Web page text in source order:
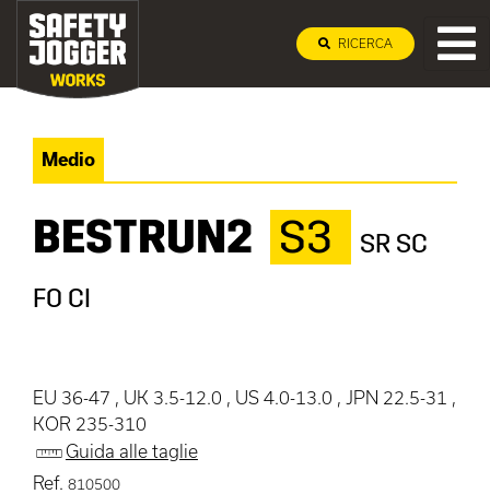
RICERCA
Medio
BESTRUN2 S3
SR SC
FO CI
EU 36-47 , UK 3.5-12.0 , US 4.0-13.0 , JPN 22.5-31 ,
KOR 235-310
Guida alle taglie
Ref. 810500